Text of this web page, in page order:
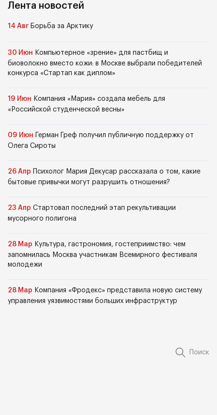
Лента новостей
14 Авг Борьба за Арктику
30 Июн Компьютерное «зрение» для пастбищ и
биоволокно вместо кожи: в Москве выбрали победителей
конкурса «Стартап как диплом»
19 Июн Компания «Мария» создала мебель для
«Российской студенческой весны»
09 Июн
Герман Греф получил публичную поддержку от
Олега Сироты
26 Апр
Психолог Мария Декусар рассказала о том, какие
бытовые привычки могут разрушить отношения?
23 Апр Стартовал последний этап рекультивации
мусорного полигона
28 Мар Культура, гастрономия, гостеприимство: чем
запомнилась Москва участникам Всемирного фестиваля
молодежи
28 Мар Компания «Фродекс» представила новую систему
управления уязвимостями больших инфраструктур
Поиск